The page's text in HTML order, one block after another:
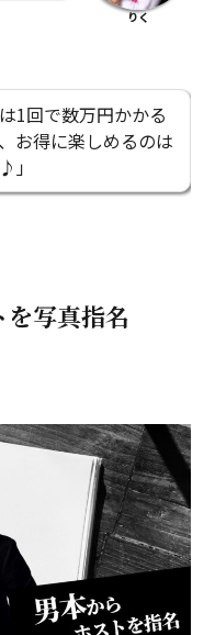
りく
1回で数万円かかる
お得に楽しめるのは
」
写真指名